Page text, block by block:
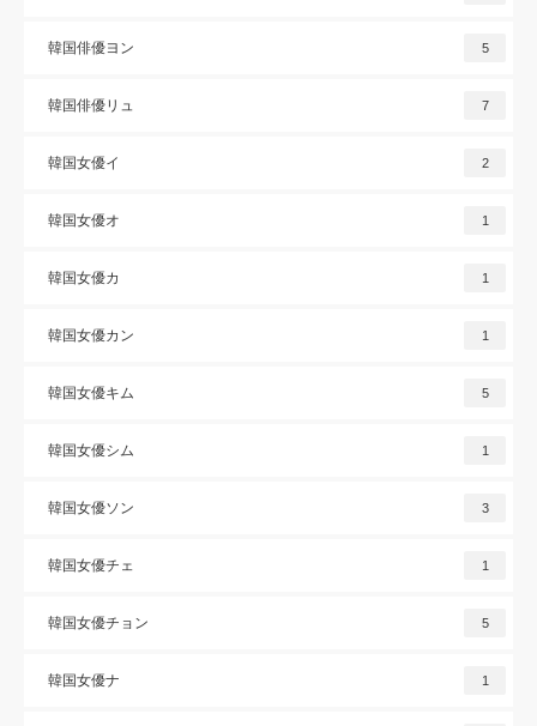
韓国俳優ヨン 5
韓国俳優リュ 7
韓国女優イ 2
韓国女優オ 1
韓国女優カ 1
韓国女優カン 1
韓国女優キム 5
韓国女優シム 1
韓国女優ソン 3
韓国女優チェ 1
韓国女優チョン 5
韓国女優ナ 1